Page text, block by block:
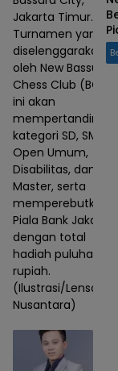
Jakarta Timur.
Turnamen yang
diselenggarakan
oleh New Bassura
Chess Club (BCC)
ini akan
mempertandingkan
kategori SD, SMP,
Open Umum,
Disabilitas, dan
Master, serta
memperebutkan
Piala Bank Jakarta
dengan total
hadiah puluhan juta
rupiah.
(Ilustrasi/Lensa
Nusantara)